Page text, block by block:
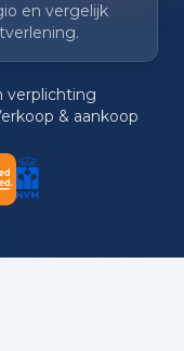
en vergelijk
verplichting
& aankoop